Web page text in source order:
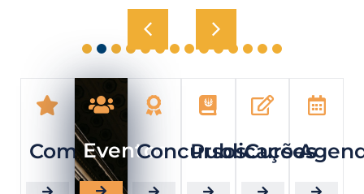
ComitêsEventosConcursosPublicações
Cursos